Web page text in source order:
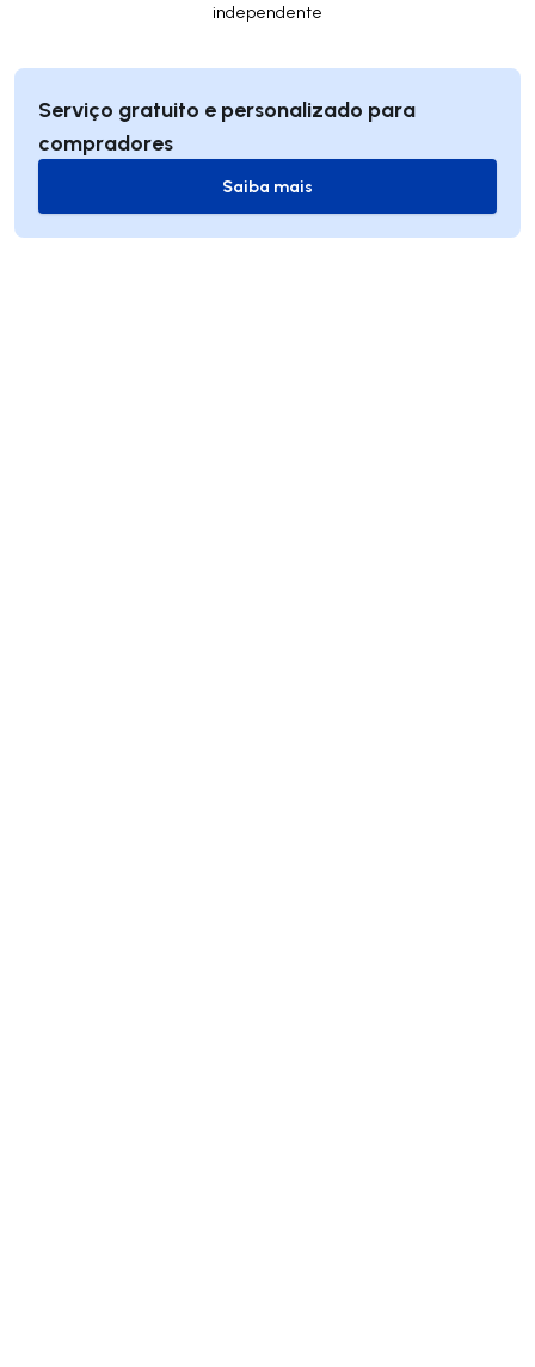
independente
Serviço gratuito e personalizado para
compradores
Saiba mais
Saiba mais